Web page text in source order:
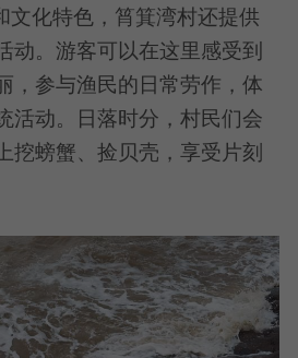
化特色，筲箕湾村还提供
动。游客可以在这里感受到
，参与渔民的日常劳作，体
活动。日落时分，村民们会
挖螃蟹、捡贝壳，享受片刻